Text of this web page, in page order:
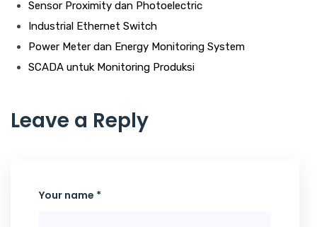
Sensor Proximity dan Photoelectric
Industrial Ethernet Switch
Power Meter dan Energy Monitoring System
SCADA untuk Monitoring Produksi
Leave a Reply
Your name *